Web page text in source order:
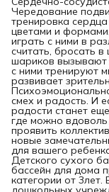
Чередование
тренировка
цветами и
играть с ними в
считать, бросать
шариков вызывают
с ними тренируют
развивает
смех и радость. И
радости станет
где можно вдоволь
проявить
новые
для вашего
Детского сухого
бассейн для дома
категории от 3лет.